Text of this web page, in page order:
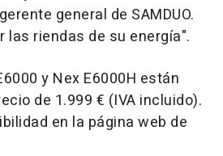
general de SAMDUO.
las riendas de su energía".
y Nex E6000H están
de 1.999 € (IVA incluido).
en la página web de